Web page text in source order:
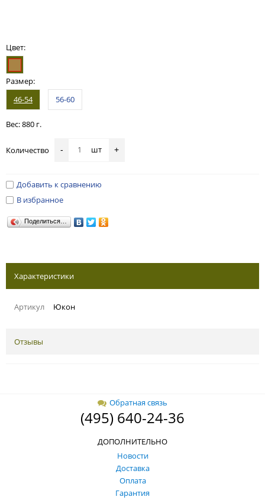
Цвет:
Размер:
46-54
56-60
Вес: 880 г.
Количество - шт +
Добавить к сравнению
В избранное
Поделиться…
Характеристики
Артикул Юкон
Отзывы
Обратная связь
(495) 640-24-36
ДОПОЛНИТЕЛЬНО
Новости
Доставка
Оплата
Гарантия